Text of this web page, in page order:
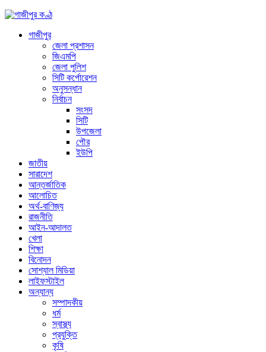
গাজীপুর
জেলা প্রশাসন
জিএমপি
জেলা পুলিশ
সিটি কর্পোরেশন
অনুসন্ধান
নির্বাচন
সংসদ
সিটি
উপজেলা
পৌর
ইউপি
জাতীয়
সারাদেশ
আন্তর্জাতিক
আলোচিত
অর্থ-বাণিজ্য
রাজনীতি
আইন-আদালত
খেলা
শিক্ষা
বিনোদন
সোশ্যাল মিডিয়া
লাইফস্টাইল
অন্যান্য
সম্পাদকীয়
ধর্ম
স্বাস্থ্য
প্রযুক্তি
কৃষি